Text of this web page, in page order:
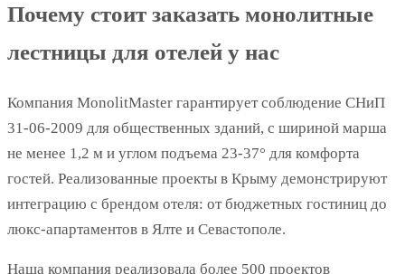
Почему стоит заказать монолитные
лестницы для отелей у нас
Компания MonolitMaster гарантирует соблюдение СНиП
31-06-2009 для общественных зданий, с шириной марша
не менее 1,2 м и углом подъема 23-37° для комфорта
гостей. Реализованные проекты в Крыму демонстрируют
интеграцию с брендом отеля: от бюджетных гостиниц до
люкс-апартаментов в Ялте и Севастополе.
Наша компания реализовала более 500 проектов